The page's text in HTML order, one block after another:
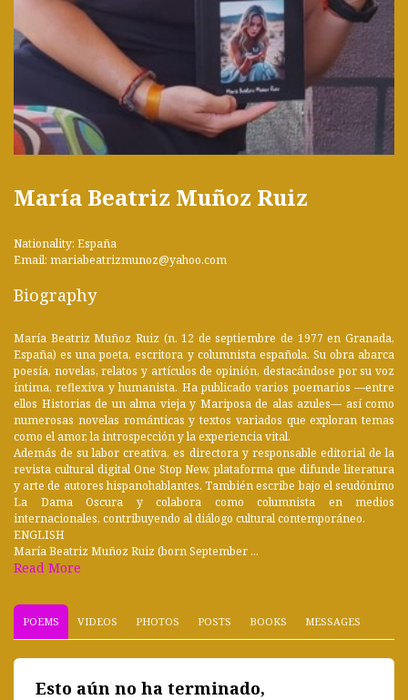
María Beatriz Muñoz Ruiz
Nationality: España
Email: mariabeatrizmunoz@yahoo.com
Biography
María Beatriz Muñoz Ruiz (n. 12 de septiembre de 1977 en Granada,
España) es una poeta, escritora y columnista española. Su obra abarca
poesía, novelas, relatos y artículos de opinión, destacándose por su voz
íntima, reflexiva y humanista. Ha publicado varios poemarios —entre
ellos Historias de un alma vieja y Mariposa de alas azules— así como
numerosas novelas románticas y textos variados que exploran temas
como el amor, la introspección y la experiencia vital.
Además de su labor creativa, es directora y responsable editorial de la
revista cultural digital One Stop New, plataforma que difunde literatura
y arte de autores hispanohablantes. También escribe bajo el seudónimo
La Dama Oscura y colabora como columnista en medios
internacionales, contribuyendo al diálogo cultural contemporáneo.
ENGLISH
María Beatriz Muñoz Ruiz (born September ...
Read More
POEMS VIDEOS PHOTOS POSTS BOOKS MESSAGES
Esto aún no ha terminado,